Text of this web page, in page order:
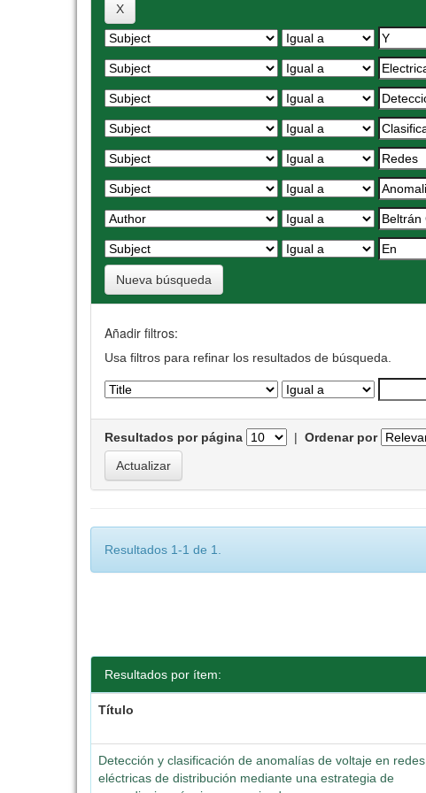
Nueva búsqueda
Añadir filtros:
Usa filtros para refinar los resultados de búsqueda.
Resultados por página | Ordenar por
Resultados 1-1 de 1.
Resultados por ítem:
Título
Detección y clasificación de anomalías de voltaje en redes
eléctricas de distribución mediante una estrategia de